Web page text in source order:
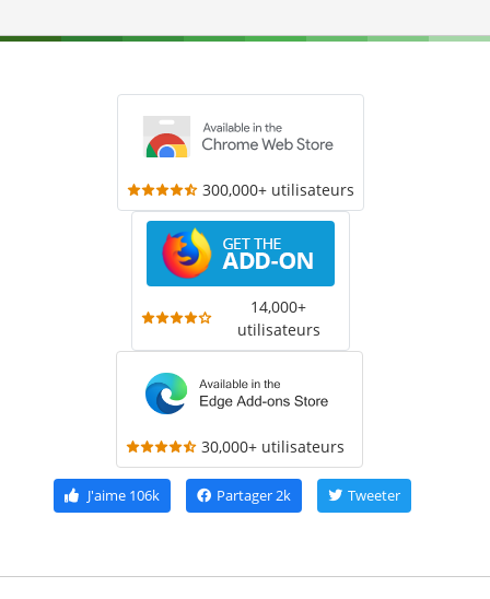
300,000+ utilisateurs
14,000+
utilisateurs
30,000+ utilisateurs
J'aime106k Partager2k Tweeter